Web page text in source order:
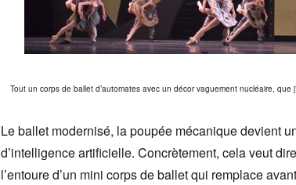
Tout un corps de ballet d’automates avec un décor vaguement nucléaire, que
Le ballet modernisé, la poupée mécanique devient
d’intelligence artificielle. Concrètement, cela veut
l’entoure d’un mini corps de ballet qui remplace